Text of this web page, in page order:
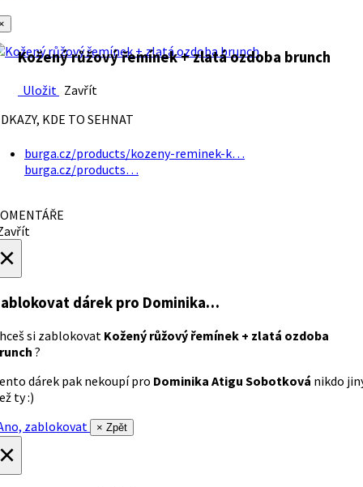
Kožený růžový řemínek + zlatá ozdoba brunch
Uložit Zavřít
KDE TO SEHNAT
burga.cz/products/kozeny-reminek-k…
burga.cz/products…
dárek pro Dominika…
si zablokovat Kožený růžový řemínek + zlatá ozdoba
?
dárek pak nekoupí pro Dominika Atigu Sobotková nikdo
ty :)
zablokovat
× Zpět